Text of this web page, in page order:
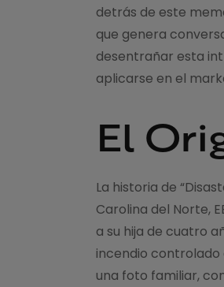
detrás de este
que genera
desentrañar esta
aplicarse en el
El
La historia de
Carolina del Norte,
a su hija de cuatro
incendio controlado
una foto familiar,